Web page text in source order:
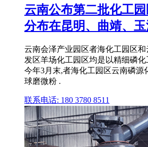
云南公布第二批化工
分布在昆明、曲靖、玉
云南会泽产业园区者海化工园区
发区羊场化工园区均是以精细磷
今年3月末,者海化工园区云南磷源
球磨微粉 .
联系电话: 180 3780 8511